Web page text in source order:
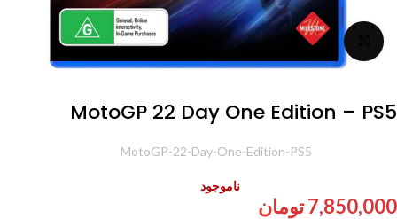
برای بزرگنمایی کلیک کنید
MotoGP 22 Day One Edition – PS5
MotoGP-22-Day-One-Edition-PS5
7,850,000تومان
ناموجود